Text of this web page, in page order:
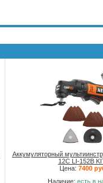
Аккумуляторный
12C LI-152B
Цена: 7400
Наличие: есть в